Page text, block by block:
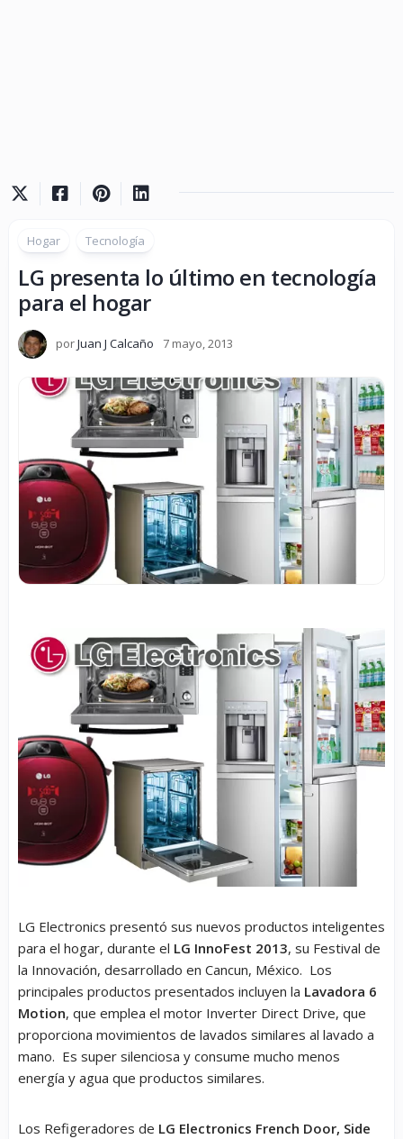
Hogar Tecnología
LG presenta lo último en tecnología
para el hogar
porJuan J Calcaño 7 mayo, 2013
LG Electronics presentó sus nuevos productos inteligentes
para el hogar, durante el LG InnoFest 2013, su Festival de
la Innovación, desarrollado en Cancun, México. Los
principales productos presentados incluyen la Lavadora 6
Motion, que emplea el motor Inverter Direct Drive, que
proporciona movimientos de lavados similares al lavado a
mano. Es super silenciosa y consume mucho menos
energía y agua que productos similares.
Los Refigeradores de LG Electronics French Door, Side